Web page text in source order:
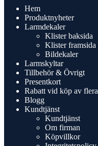
Hem
Produktnyheter
Larmdekaler
Klister baksida
Klister framsida
Bildekaler
Larmskyltar
Tillbehör & Övrigt
Presentkort
Rabatt vid köp av flera
Blogg
Kundtjänst
Kundtjänst
Om firman
Köpvillkor